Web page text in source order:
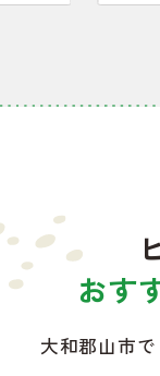
おす
大和郡山市